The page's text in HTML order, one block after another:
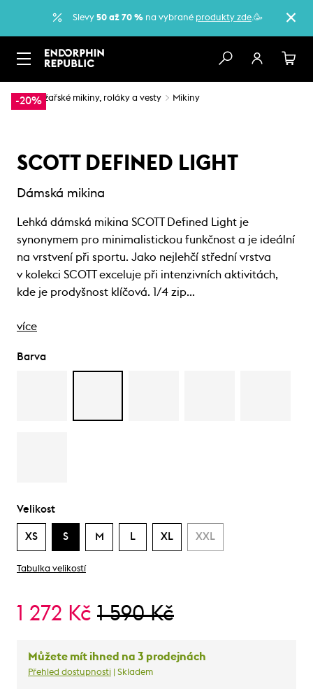
Slevy 50 až 70 % na vybrané produkty zde.🥳
-20%
… Lyžařské mikiny, roláky a vesty Mikiny
SCOTT DEFINED LIGHT
Dámská mikina
Lehká dámská mikina SCOTT Defined Light je
synonymem pro minimalistickou funkčnost a je ideální
na vrstvení při sportu. Jako nejlehčí střední vrstva
v kolekci SCOTT exceluje při intenzivních aktivitách,
kde je prodyšnost klíčová. 1/4 zip…
více
Barva
Velikost
XS S M L XL XXL
Tabulka velikostí
1 272 Kč 1 590 Kč
Můžete mít ihned na 3 prodejnách
Přehled dostupnosti | Skladem